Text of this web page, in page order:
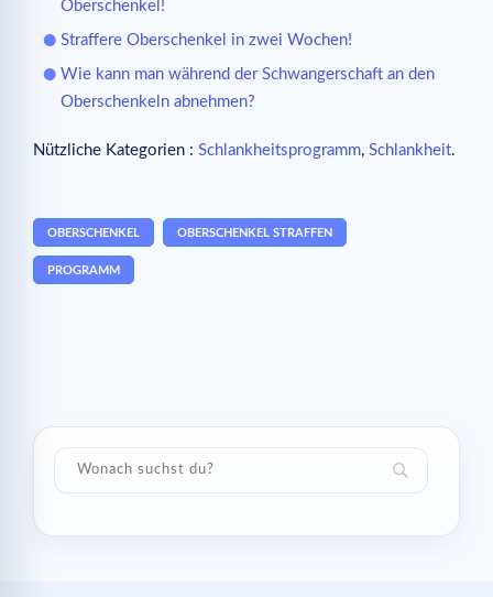
Oberschenkel!
Straffere Oberschenkel in zwei Wochen!
Wie kann man während der Schwangerschaft an den
Oberschenkeln abnehmen?
Nützliche Kategorien : Schlankheitsprogramm, Schlankheit.
OBERSCHENKEL OBERSCHENKEL STRAFFEN
PROGRAMM